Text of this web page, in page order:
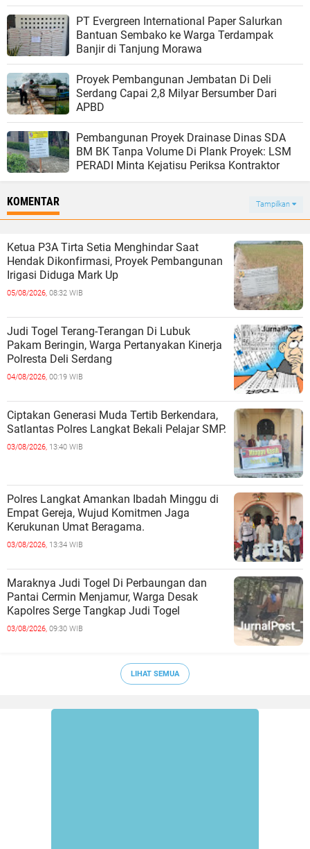
PT Evergreen International Paper Salurkan
Bantuan Sembako ke Warga Terdampak
Banjir di Tanjung Morawa
Proyek Pembangunan Jembatan Di Deli
Serdang Capai 2,8 Milyar Bersumber Dari
APBD
Pembangunan Proyek Drainase Dinas SDA
BM BK Tanpa Volume Di Plank Proyek: LSM
PERADI Minta Kejatisu Periksa Kontraktor
KOMENTAR Tampilkan
Ketua P3A Tirta Setia Menghindar Saat
Hendak Dikonfirmasi, Proyek Pembangunan
Irigasi Diduga Mark Up
05/08/2026, 08:32 WIB
Judi Togel Terang-Terangan Di Lubuk
Pakam Beringin, Warga Pertanyakan Kinerja
Polresta Deli Serdang
04/08/2026, 00:19 WIB
Ciptakan Generasi Muda Tertib Berkendara,
Satlantas Polres Langkat Bekali Pelajar SMP.
03/08/2026, 13:40 WIB
Polres Langkat Amankan Ibadah Minggu di
Empat Gereja, Wujud Komitmen Jaga
Kerukunan Umat Beragama.
03/08/2026, 13:34 WIB
Maraknya Judi Togel Di Perbaungan dan
Pantai Cermin Menjamur, Warga Desak
Kapolres Serge Tangkap Judi Togel
03/08/2026, 09:30 WIB
LIHAT SEMUA